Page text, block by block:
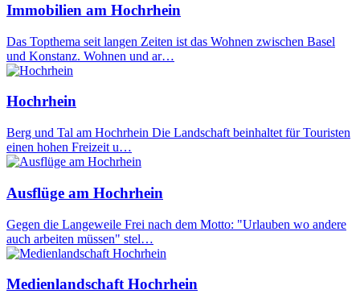
Immobilien am Hochrhein
Das Topthema seit langen Zeiten ist das Wohnen zwischen Basel
und Konstanz. Wohnen und ar…
Hochrhein
Berg und Tal am Hochrhein Die Landschaft beinhaltet für Touristen
einen hohen Freizeit u…
Ausflüge am Hochrhein
Gegen die Langeweile Frei nach dem Motto: "Urlauben wo andere
auch arbeiten müssen" stel…
Medienlandschaft Hochrhein